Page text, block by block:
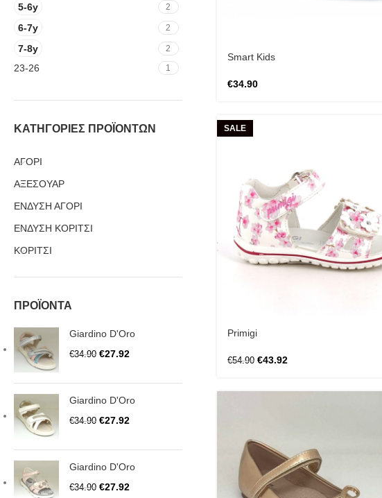
5-6y 2
6-7y 2
7-8y 2
23-26 1
ΚΑΤΗΓΟΡΙΕΣ ΠΡΟΪΟΝΤΩΝ
ΑΓΟΡΙ
ΑΞΕΣΟΥΑΡ
ΕΝΔΥΣΗ ΑΓΟΡΙ
ΕΝΔΥΣΗ ΚΟΡΙΤΣΙ
ΚΟΡΙΤΣΙ
ΠΡΟΪΟΝΤΑ
Giardino D'Oro
€34.90 €27.92
Giardino D'Oro
€34.90 €27.92
Giardino D'Oro
€34.90 €27.92
Smart Kids
€34.90
SALE
Primigi
€54.90 €43.92